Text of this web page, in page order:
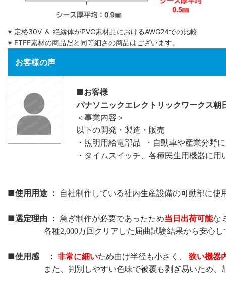
※ 定格30V ＆ 絶縁体がPVC素材品におけるAWG24での比較
※ ETFE素材の商品だと同等細さの商品はございます。
お客様の声
■お客様
パナソニックエレクトリックワークス朝
＜事業内容＞
以下の開発・製造・販売
・照明用給電部品 ・自動車や産業分野
・タイムスイッチ、各種民生用機器に用
■使用用途 ： 自社制作している社内生産設備の可動部に使
■選定理由 ： 急ぎ制作が必要であったため当日出荷可能な
各種2,000万回クリアした屈曲試験結果から安心し
■使用感 ： 非常に細いため曲げ半径も小さく、 狭い機器
また、判別しやすい色味で被覆も剥ぎ易いため、加